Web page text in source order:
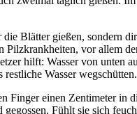
Blätter gießen, sondern
Pilzkrankheiten, vor allem
hilft: Wasser von unten
Wasser wegschütten.
Finger einen Zentimeter in
Fühlt sie sich